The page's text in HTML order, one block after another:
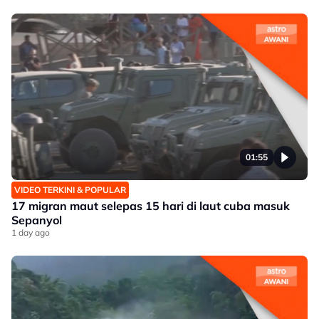
01:55
VIDEO TERKINI & POPULAR
17 migran maut selepas 15 hari di laut cuba masuk
Sepanyol
1 day ago